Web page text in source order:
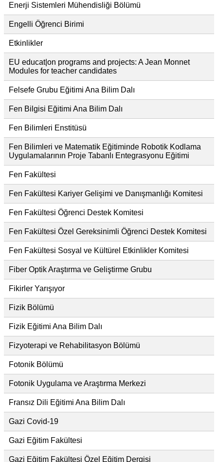
Enerji Sistemleri Mühendisliği Bölümü
Engelli Öğrenci Birimi
Etkinlikler
EU educat|on programs and projects: A Jean Monnet
Modules for teacher candidates
Felsefe Grubu Eğitimi Ana Bilim Dalı
Fen Bilgisi Eğitimi Ana Bilim Dalı
Fen Bilimleri Enstitüsü
Fen Bilimleri ve Matematik Eğitiminde Robotik Kodlama
Uygulamalarının Proje Tabanlı Entegrasyonu Eğitimi
Fen Fakültesi
Fen Fakültesi Kariyer Gelişimi ve Danışmanlığı Komitesi
Fen Fakültesi Öğrenci Destek Komitesi
Fen Fakültesi Özel Gereksinimli Öğrenci Destek Komitesi
Fen Fakültesi Sosyal ve Kültürel Etkinlikler Komitesi
Fiber Optik Araştırma ve Geliştirme Grubu
Fikirler Yarışıyor
Fizik Bölümü
Fizik Eğitimi Ana Bilim Dalı
Fizyoterapi ve Rehabilitasyon Bölümü
Fotonik Bölümü
Fotonik Uygulama ve Araştırma Merkezi
Fransız Dili Eğitimi Ana Bilim Dalı
Gazi Covid-19
Gazi Eğitim Fakültesi
Gazi Eğitim Fakültesi Özel Eğitim Dergisi